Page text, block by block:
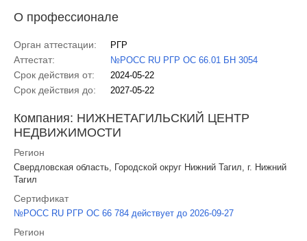
О профессионале
Орган аттестации: РГР
Аттестат: №РОСС RU РГР ОС 66.01 БН 3054
Срок действия от: 2024-05-22
Срок действия до: 2027-05-22
Компания: НИЖНЕТАГИЛЬСКИЙ ЦЕНТР
НЕДВИЖИМОСТИ
Регион
Свердловская область, Городской округ Нижний Тагил, г. Нижний
Тагил
Сертификат
№РОСС RU РГР ОС 66 784 действует до 2026-09-27
Регион